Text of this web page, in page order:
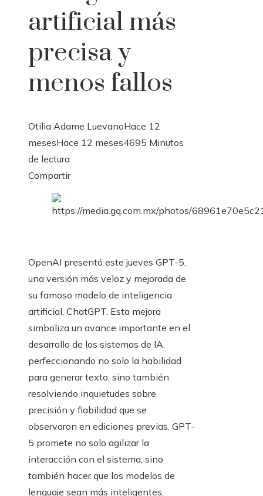
artificial más
precisa y
menos fallos
Otilia Adame LuevanoHace 12
mesesHace 12 meses4695 Minutos
de lectura
Facebook
Twitter
LinkedIn
Pinterest
Stumbleupon
Email
Compartir
OpenAI presentó este jueves GPT-5,
una versión más veloz y mejorada de
su famoso modelo de inteligencia
artificial, ChatGPT. Esta mejora
simboliza un avance importante en el
desarrollo de los sistemas de IA,
perfeccionando no solo la habilidad
para generar texto, sino también
resolviendo inquietudes sobre
precisión y fiabilidad que se
observaron en ediciones previas. GPT-
5 promete no solo agilizar la
interacción con el sistema, sino
también hacer que los modelos de
lenguaje sean más inteligentes,